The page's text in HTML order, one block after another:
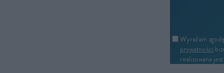
Wyrażam
prywatności
realizowana